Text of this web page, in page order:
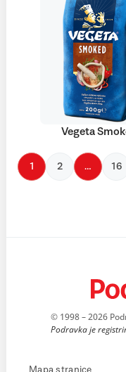
Vegeta
1 2 … 16
© 1998 – 2026
Podravka je
Mapa stranice